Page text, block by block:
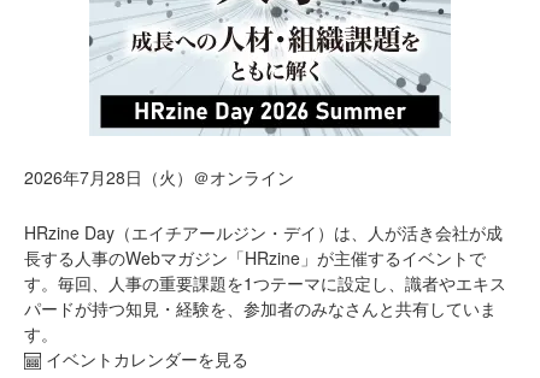
2026年7月28日（火）＠オンライン
HRzine Day（エイチアールジン・デイ）は、人が活き会社が成
長する人事のWebマガジン「HRzine」が主催するイベントで
す。毎回、人事の重要課題を1つテーマに設定し、識者やエキス
パードが持つ知見・経験を、参加者のみなさんと共有していま
す。
イベントカレンダーを見る